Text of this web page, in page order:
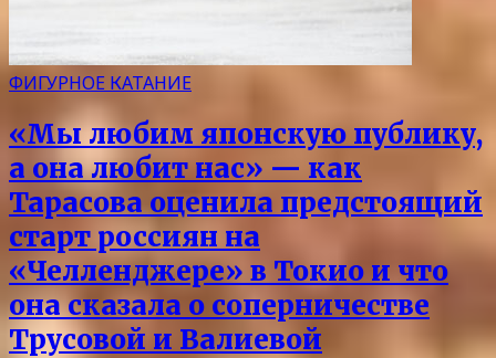
ФИГУРНОЕ КАТАНИЕ
«Мы любим японскую публику,
а она любит нас» — как
Тарасова оценила предстоящий
старт россиян на
«Челленджере» в Токио и что
она сказала о соперничестве
Трусовой и Валиевой